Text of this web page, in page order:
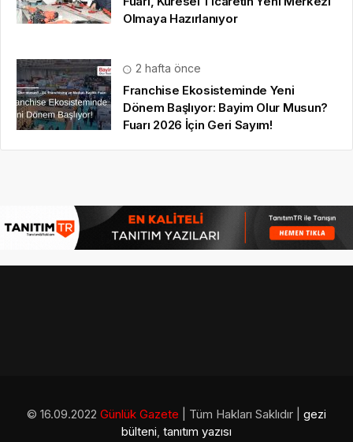
Olmaya Hazırlanıyor
2 hafta önce
Franchise Ekosisteminde Yeni
Dönem Başlıyor: Bayim Olur Musun?
Fuarı 2026 İçin Geri Sayım!
© 16.09.2022 Günlük Gazete | Tüm Hakları Saklıdır | gezi
bülteni tanıtım yazısı